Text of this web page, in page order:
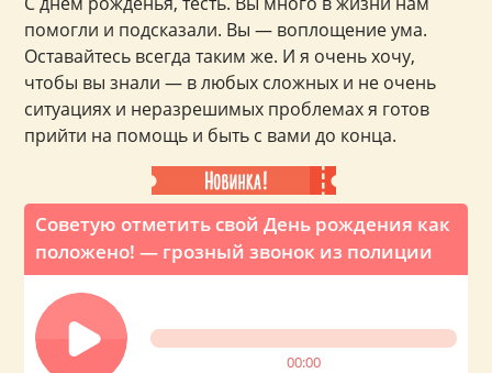
Советую отметить свой День рождения как
положено! — грозный звонок из полиции
00:00
помогли и подсказали. Вы — воплощение ума.
Оставайтесь всегда таким же. И я очень хочу,
чтобы вы знали — в любых сложных и не очень
ситуациях и неразрешимых проблемах я готов
прийти на помощь и быть с вами до конца.